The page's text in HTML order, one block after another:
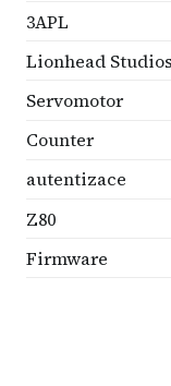
3APL
Lionhead Studios
Servomotor
Counter
autentizace
Z80
Firmware